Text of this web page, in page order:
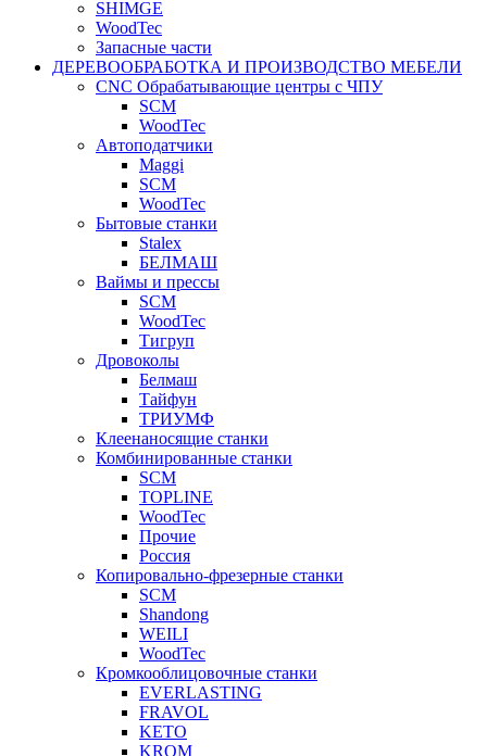
SHIMGE
WoodTec
Запасные части
ДЕРЕВООБРАБОТКА И ПРОИЗВОДСТВО МЕБЕЛИ
CNC Обрабатывающие центры с ЧПУ
SCM
WoodTec
Автоподатчики
Maggi
SCM
WoodTec
Бытовые станки
Stalex
БЕЛМАШ
Ваймы и прессы
SCM
WoodTec
Тигруп
Дровоколы
Белмаш
Тайфун
ТРИУМФ
Клеенаносящие станки
Комбинированные станки
SCM
TOPLINE
WoodTec
Прочие
Россия
Копировально-фрезерные станки
SCM
Shandong
WEILI
WoodTec
Кромкооблицовочные станки
EVERLASTING
FRAVOL
KETO
KROM